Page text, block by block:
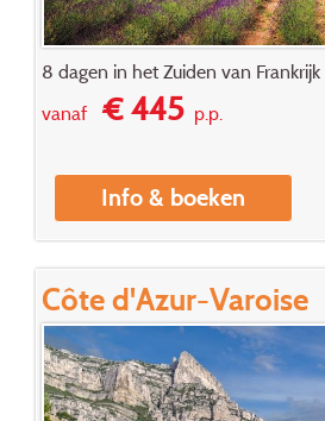
8 dagen in het Zuiden van Frankrijk
vanaf€ 445p.p.
Info & boeken
Côte d'Azur-Varoise